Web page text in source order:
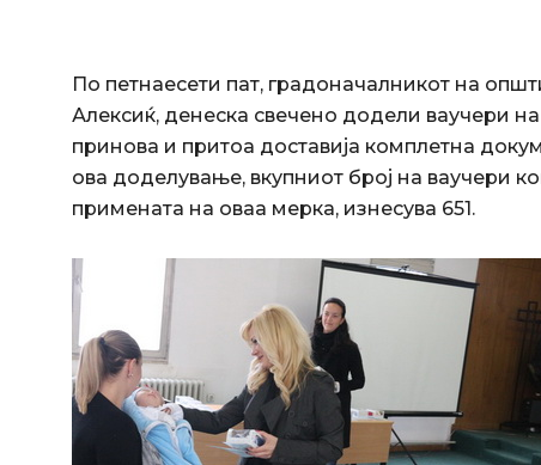
По петнаесети пат, градоначалникот на
Алексиќ, денеска свечено додели ваучери
принова и притоа доставија комплетна
ова доделување, вкупниот број на ваучери
примената на оваа мерка, изнесува 651.